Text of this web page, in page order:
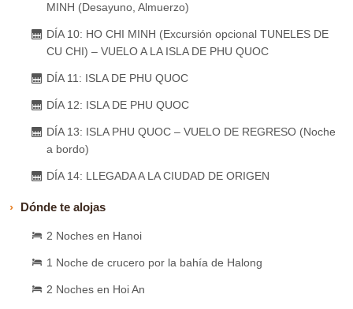
MINH (Desayuno, Almuerzo)
DÍA 10: HO CHI MINH (Excursión opcional TUNELES DE
CU CHI) – VUELO A LA ISLA DE PHU QUOC
DÍA 11: ISLA DE PHU QUOC
DÍA 12: ISLA DE PHU QUOC
DÍA 13: ISLA PHU QUOC – VUELO DE REGRESO (Noche
a bordo)
DÍA 14: LLEGADA A LA CIUDAD DE ORIGEN
Dónde te alojas
2 Noches en Hanoi
1 Noche de crucero por la bahía de Halong
2 Noches en Hoi An